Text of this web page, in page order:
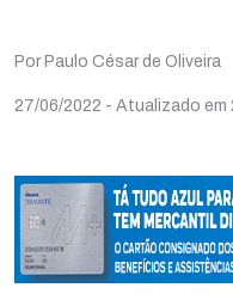
Por Paulo César de Oliveira
27/06/2022 - Atualizado em